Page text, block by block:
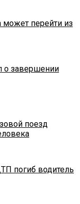
может перейти из
о завершении
поезд
погиб водитель